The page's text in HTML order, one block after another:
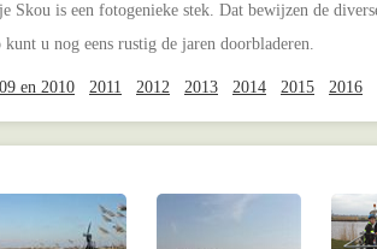
Skou is een fotogenieke stek. Dat bewijzen de
kunt u nog eens rustig de jaren doorbladeren.
en 2010 2011 2012 2013 2014 2015 2016